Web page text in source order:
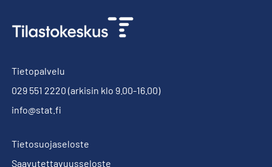
Tietopalvelu
029 551 2220 (arkisin klo 9.00-16.00)
info@stat.fi
Tietosuojaseloste
Saavutettavuusseloste